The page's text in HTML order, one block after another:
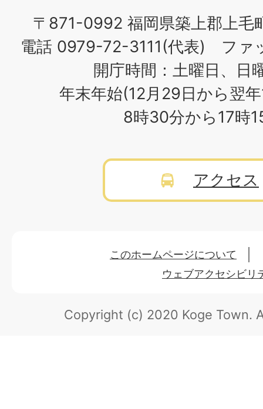
〒871-0992 福岡県築上郡上毛
電話 0979-72-3111(代表) ファ
開庁時間：土曜日、日
年末年始(12月29日から翌
8時30分から17時
アクセス
このホームページについて
ウェブアクセシビリ
Copyright (c) 2020 Koge Town.